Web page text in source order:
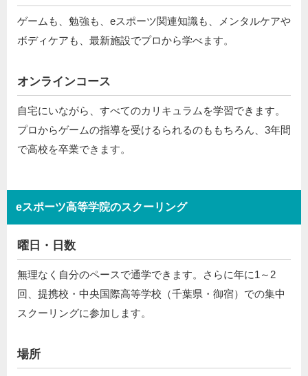
ゲームも、勉強も、eスポーツ関連知識も、メンタルケアや
ボディケアも、最新施設でプロから学べます。
オンラインコース
自宅にいながら、すべてのカリキュラムを学習できます。
プロからゲームの指導を受けるられるのももちろん、3年間
で高校を卒業できます。
eスポーツ高等学院のスクーリング
曜日・日数
無理なく自分のペースで通学できます。さらに年に1～2
回、提携校・中央国際高等学校（千葉県・御宿）での集中
スクーリングに参加します。
場所